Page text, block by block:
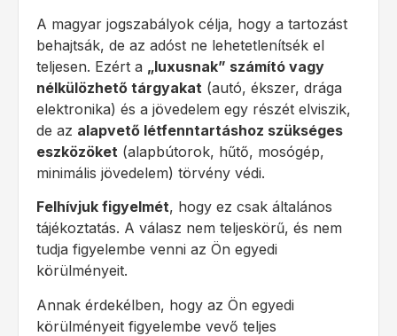
A magyar jogszabályok célja, hogy a tartozást
behajtsák, de az adóst ne lehetetlenítsék el
teljesen. Ezért a „luxusnak” számító vagy
nélkülözhető tárgyakat (autó, ékszer, drága
elektronika) és a jövedelem egy részét elviszik,
de az alapvető létfenntartáshoz szükséges
eszközöket (alapbútorok, hűtő, mosógép,
minimális jövedelem) törvény védi.
Felhívjuk figyelmét, hogy ez csak általános
tájékoztatás. A válasz nem teljeskörű, és nem
tudja figyelembe venni az Ön egyedi
körülményeit.
Annak érdekélben, hogy az Ön egyedi
körülményeit figyelembe vevő teljes